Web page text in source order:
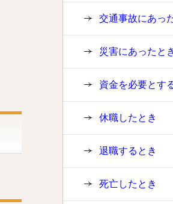
交通事故にあっ
災害にあったと
資金を必要とす
休職したとき
退職するとき
死亡したとき